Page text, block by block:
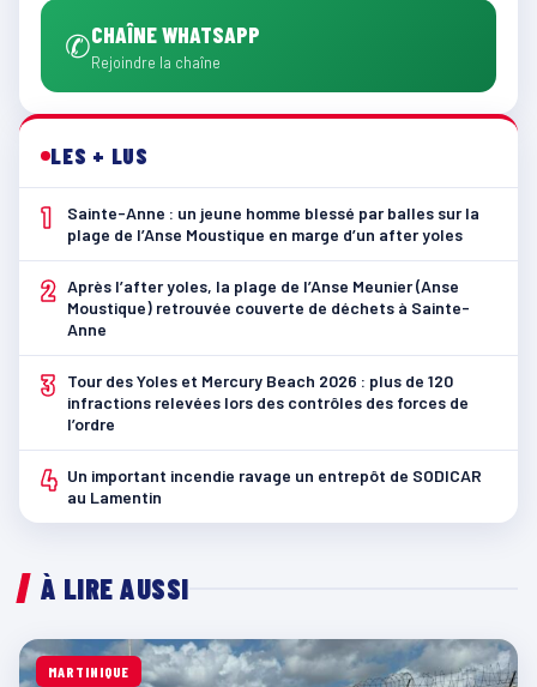
✆CHAÎNE WHATSAPP
Rejoindre la chaîne
LES + LUS
1
Sainte-Anne : un jeune homme blessé par balles sur la
plage de l’Anse Moustique en marge d’un after yoles
2 Après l’after yoles, la plage de l’Anse Meunier (Anse
Moustique) retrouvée couverte de déchets à Sainte-
Anne
3
Tour des Yoles et Mercury Beach 2026 : plus de 120
infractions relevées lors des contrôles des forces de
l’ordre
4 Un important incendie ravage un entrepôt de SODICAR
au Lamentin
À LIRE AUSSI
MARTINIQUE